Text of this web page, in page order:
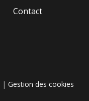
Contact
| Gestion des cookies